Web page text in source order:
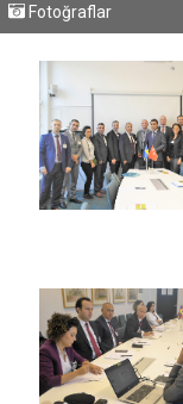
Fotoğraflar